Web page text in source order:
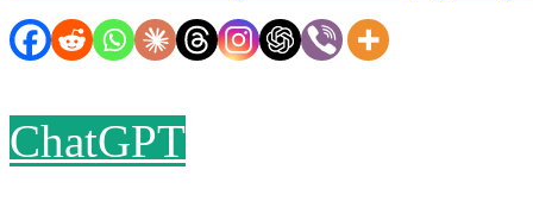
ChatGPT